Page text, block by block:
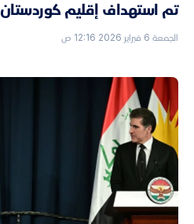
تم استهداف إقليم كوردستان
الجمعة 6 فبراير 2026 12:16 ص